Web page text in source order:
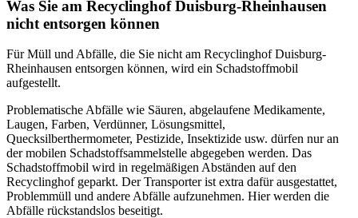
Was Sie am Recyclinghof Duisburg-Rheinhausen
nicht entsorgen können
Für Müll und Abfälle, die Sie nicht am Recyclinghof Duisburg-
Rheinhausen entsorgen können, wird ein Schadstoffmobil
aufgestellt.
Problematische Abfälle wie Säuren, abgelaufene Medikamente,
Laugen, Farben, Verdünner, Lösungsmittel,
Quecksilberthermometer, Pestizide, Insektizide usw. dürfen nur an
der mobilen Schadstoffsammelstelle abgegeben werden. Das
Schadstoffmobil wird in regelmäßigen Abständen auf den
Recyclinghof geparkt. Der Transporter ist extra dafür ausgestattet,
Problemmüll und andere Abfälle aufzunehmen. Hier werden die
Abfälle rückstandslos beseitigt.